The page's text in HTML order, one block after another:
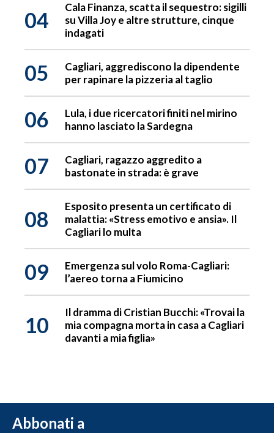
04
Cala Finanza, scatta il sequestro: sigilli
su Villa Joy e altre strutture, cinque
indagati
05
Cagliari, aggrediscono la dipendente
per rapinare la pizzeria al taglio
06
Lula, i due ricercatori finiti nel mirino
hanno lasciato la Sardegna
07
Cagliari, ragazzo aggredito a
bastonate in strada: è grave
08
Esposito presenta un certificato di
malattia: «Stress emotivo e ansia». Il
Cagliari lo multa
09
Emergenza sul volo Roma-Cagliari:
l’aereo torna a Fiumicino
10
Il dramma di Cristian Bucchi: «Trovai la
mia compagna morta in casa a Cagliari
davanti a mia figlia»
Abbonati a